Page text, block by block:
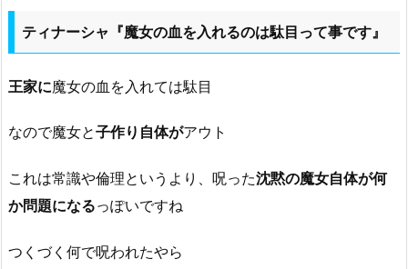
ティナーシャ『魔女の血を入れるのは駄目って事です』
王家に魔女の血を入れては駄目
なので魔女と子作り自体がアウト
これは常識や倫理というより、呪った沈黙の魔女自体が何
か問題になるっぽいですね
つくづく何で呪われたやら